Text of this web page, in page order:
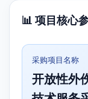
📊 项目核心
采购项目名称
开放性外